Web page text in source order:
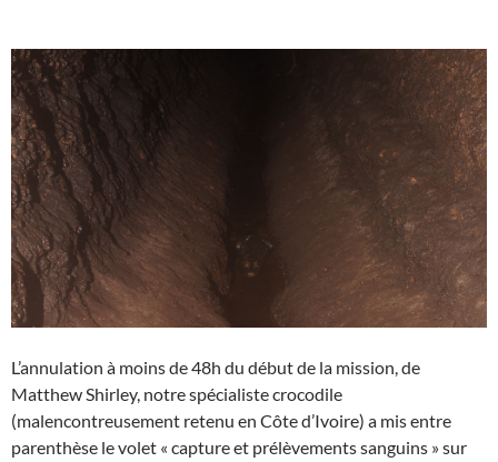
L’annulation à moins de 48h du début de la mission, de
Matthew Shirley, notre spécialiste crocodile
(malencontreusement retenu en Côte d’Ivoire) a mis entre
parenthèse le volet « capture et prélèvements sanguins » sur